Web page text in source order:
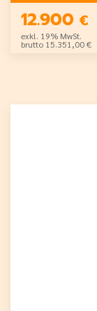
12.900 €
exkl. 19% MwSt.
brutto 15.351,00 €